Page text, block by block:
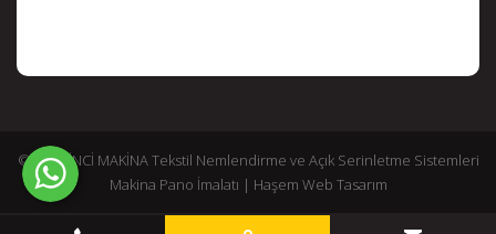
© 2026 İNCİ MAKİNA Tekstil Nemlendirme ve Açık Serinletme Sistemleri
Makina Pano İmalatı | Haşem Web Tasarım